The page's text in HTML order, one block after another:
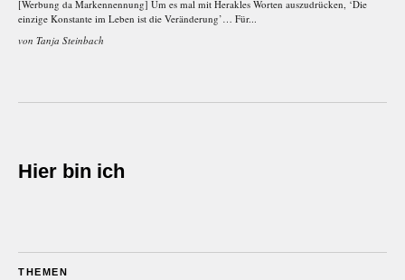
[Werbung da Markennennung] Um es mal mit Herakles Worten auszudrücken, ‘Die
einzige Konstante im Leben ist die Veränderung’… Für...
von Tanja Steinbach
Hier bin ich
THEMEN